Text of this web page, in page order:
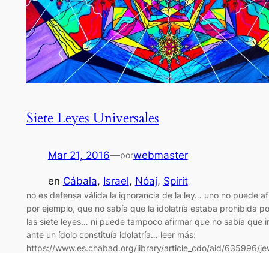
Siete Leyes Universales
Mar 21, 2016—porwebmaster
en Cábala, Israel, Nóaj, Spirit
no es defensa válida la ignorancia de la ley… uno no puede
por ejemplo, que no sabía que la idolatría estaba prohibida
las siete leyes… ni puede tampoco afirmar que no sabía que
ante un ídolo constituía idolatría… leer más:
https://www.es.chabad.org/library/article_cdo/aid/635996/